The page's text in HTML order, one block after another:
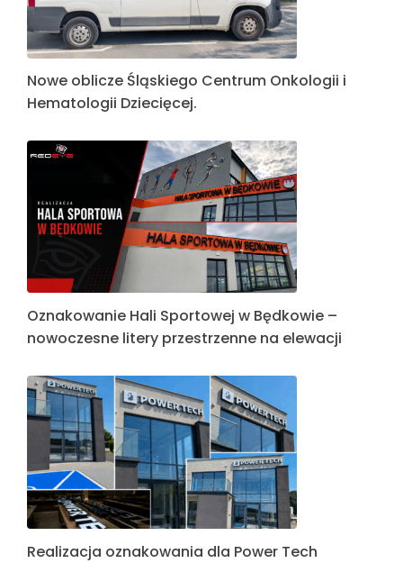
Nowe oblicze Śląskiego Centrum Onkologii i
Hematologii Dziecięcej.
Oznakowanie Hali Sportowej w Będkowie –
nowoczesne litery przestrzenne na elewacji
Realizacja oznakowania dla Power Tech